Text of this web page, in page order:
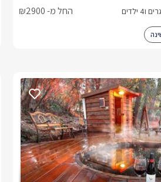
החל מ- ₪2900